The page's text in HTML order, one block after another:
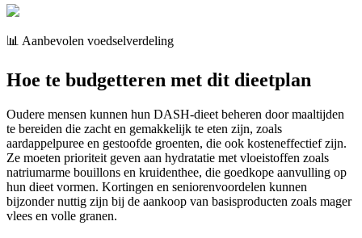
📊 Aanbevolen voedselverdeling
Hoe te budgetteren met dit dieetplan
Oudere mensen kunnen hun DASH-dieet beheren door maaltijden
te bereiden die zacht en gemakkelijk te eten zijn, zoals
aardappelpuree en gestoofde groenten, die ook kosteneffectief zijn.
Ze moeten prioriteit geven aan hydratatie met vloeistoffen zoals
natriumarme bouillons en kruidenthee, die goedkope aanvulling op
hun dieet vormen. Kortingen en seniorenvoordelen kunnen
bijzonder nuttig zijn bij de aankoop van basisproducten zoals mager
vlees en volle granen.